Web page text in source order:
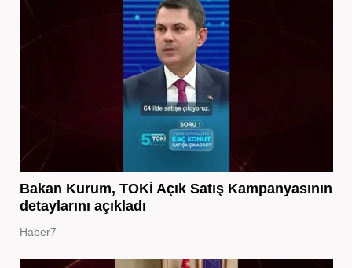
Bakan Kurum, TOKİ Açık Satış Kampanyasının
detaylarını açıkladı
Haber7